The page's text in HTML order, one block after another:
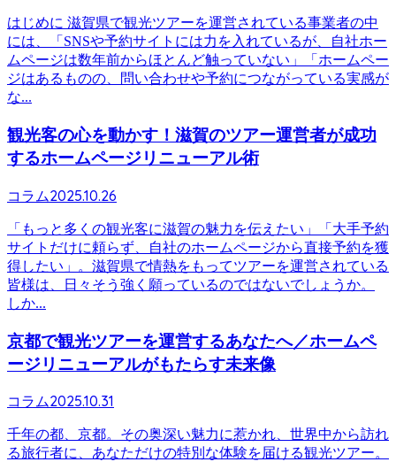
はじめに 滋賀県で観光ツアーを運営されている事業者の中
には、「SNSや予約サイトには力を入れているが、自社ホー
ムページは数年前からほとんど触っていない」「ホームペー
ジはあるものの、問い合わせや予約につながっている実感が
な...
観光客の心を動かす！滋賀のツアー運営者が成功
するホームページリニューアル術
コラム2025.10.26
「もっと多くの観光客に滋賀の魅力を伝えたい」「大手予約
サイトだけに頼らず、自社のホームページから直接予約を獲
得したい」。滋賀県で情熱をもってツアーを運営されている
皆様は、日々そう強く願っているのではないでしょうか。
しか...
京都で観光ツアーを運営するあなたへ／ホームペ
ージリニューアルがもたらす未来像
コラム2025.10.31
千年の都、京都。その奥深い魅力に惹かれ、世界中から訪れ
る旅行者に、あなただけの特別な体験を届ける観光ツアー。